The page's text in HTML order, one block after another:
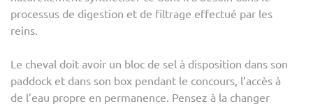
processus de digestion et de filtrage effectué par les
reins.
Le cheval doit avoir un bloc de sel à disposition dans son
paddock et dans son box pendant le concours, l’accès à
de l’eau propre en permanence. Pensez à la changer